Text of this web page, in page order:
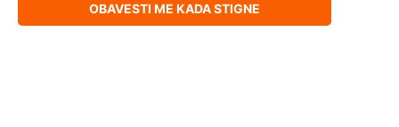
OBAVESTI ME KADA STIGNE